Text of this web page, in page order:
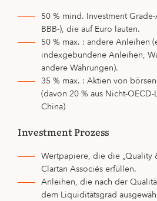
50 % mind. Investment
BBB-), die auf Euro lauten.
50 % max. : andere Anleihen
indexgebundene Anleihen,
andere Währungen).
35 % max. : Aktien von
(davon 20 % aus Nicht-
China)
Investment Prozess
Wertpapiere, die die „Quality
Clartan Associés erfüllen.
Anleihen, die nach der
dem Liquiditätsgrad